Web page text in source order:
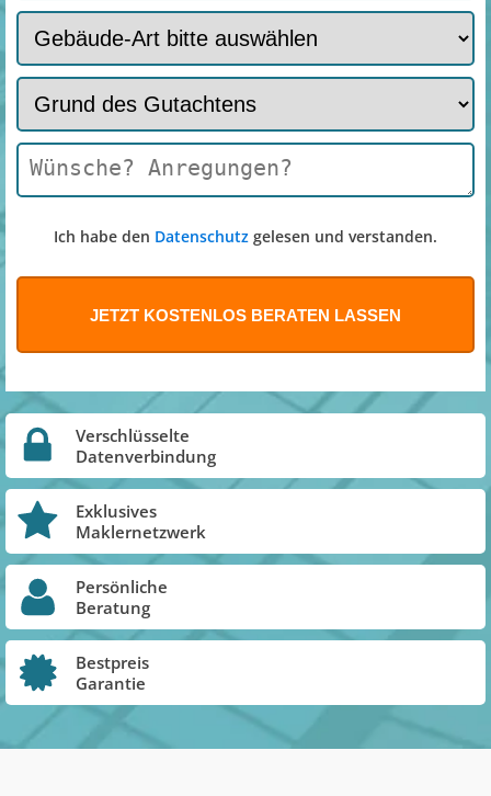
Ich habe den Datenschutz gelesen und verstanden.
Verschlüsselte
Datenverbindung
Exklusives
Maklernetzwerk
Persönliche
Beratung
Bestpreis
Garantie